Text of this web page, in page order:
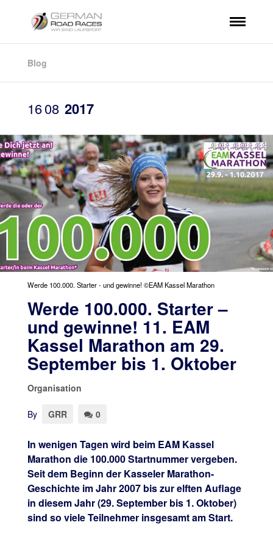
Blog
1608 2017
Werde 100.000. Starter - und gewinne! ©EAM Kassel Marathon
Werde 100.000. Starter –
und gewinne! 11. EAM
Kassel Marathon am 29.
September bis 1. Oktober
Organisation
By GRR 0
In wenigen Tagen wird beim EAM Kassel
Marathon die 100.000 Startnummer vergeben.
Seit dem Beginn der Kasseler Marathon-
Geschichte im Jahr 2007 bis zur elften Auflage
in diesem Jahr (29. September bis 1. Oktober)
sind so viele Teilnehmer insgesamt am Start.